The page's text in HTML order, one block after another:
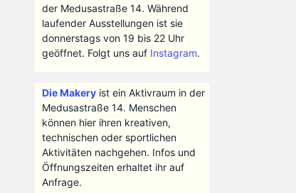
der Medusastraße 14. Während
laufender Ausstellungen ist sie
donnerstags von 19 bis 22 Uhr
geöffnet. Folgt uns auf Instagram.
Die Makeryist ein Aktivraum in der
Medusastraße 14. Menschen
können hier ihren kreativen,
technischen oder sportlichen
Aktivitäten nachgehen. Infos und
Öffnungszeiten erhaltet ihr auf
Anfrage.